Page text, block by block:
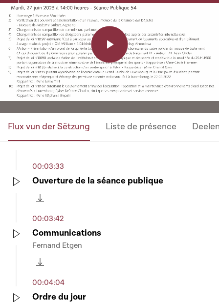
Play
Video
Flux vun der Sëtzung Liste de présence
00:03:33
Ouverture de la séance publique
00:03:42
Communications
Fernand Etgen
00:04:04
Ordre du jour